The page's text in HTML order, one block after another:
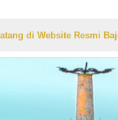
Resmi